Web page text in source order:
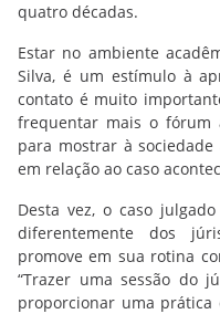
quatro décadas.
Estar no ambiente
Silva, é um estímulo à
contato é muito
frequentar mais o fórum
para mostrar à
em relação ao caso
Desta vez, o caso
diferentemente dos
promove em sua rotina
“Trazer uma sessão do
proporcionar uma prática